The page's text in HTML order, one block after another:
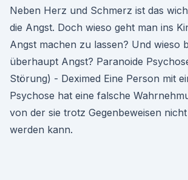
Neben Herz und Schmerz ist das
die Angst. Doch wieso geht man ins
Angst machen zu lassen? Und wieso
überhaupt Angst? Paranoide
Störung) - Deximed Eine Person mit
Psychose hat eine falsche
von der sie trotz Gegenbeweisen
werden kann.